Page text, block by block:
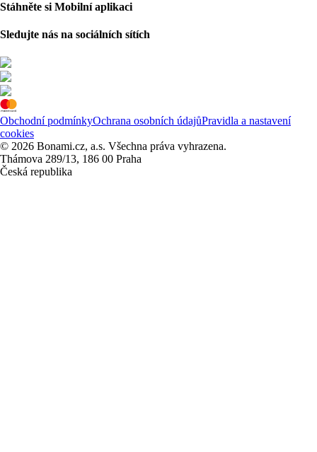
Stáhněte si Mobilní aplikaci
Sledujte nás na sociálních sítích
Obchodní podmínkyOchrana osobních údajůPravidla a nastavení
cookies
© 2026 Bonami.cz, a.s. Všechna práva vyhrazena.
Thámova 289/13, 186 00 Praha
Česká republika